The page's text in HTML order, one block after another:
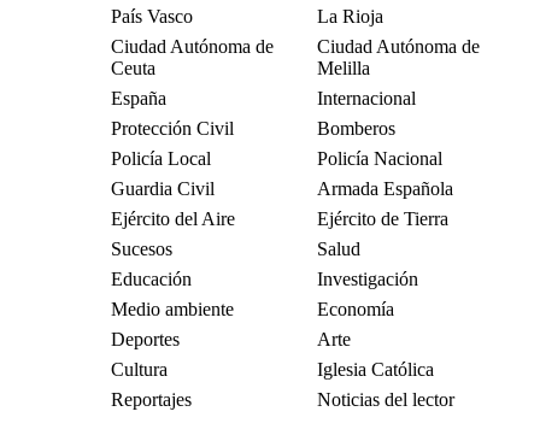
País Vasco
La Rioja
Ciudad Autónoma de
Ceuta
Ciudad Autónoma de
Melilla
España
Internacional
Protección Civil
Bomberos
Policía Local
Policía Nacional
Guardia Civil
Armada Española
Ejército del Aire
Ejército de Tierra
Sucesos
Salud
Educación
Investigación
Medio ambiente
Economía
Deportes
Arte
Cultura
Iglesia Católica
Reportajes
Noticias del lector